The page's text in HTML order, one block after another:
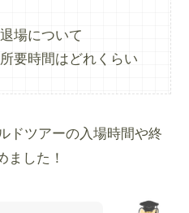
場について
要時間はどれくらい
ドツアーの入場時間や終
ました！